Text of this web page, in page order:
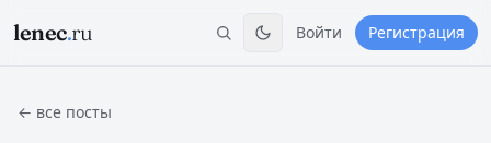
lenec.ru Войти Регистрация
← все посты